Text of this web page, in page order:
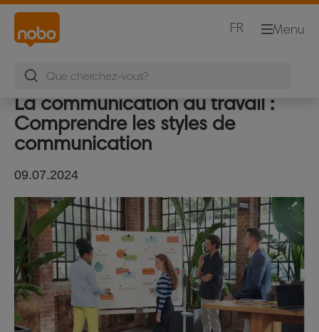
Menu
FR
La communication au travail :
Comprendre les styles de
communication
09.07.2024